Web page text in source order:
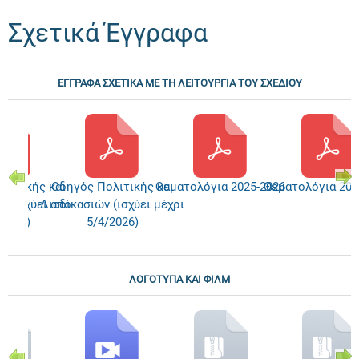
Σχετικά Έγγραφα
ΕΓΓΡΑΦΑ ΣΧΕΤΙΚΑ ΜΕ ΤΗ ΛΕΙΤΟΥΡΓΙΑ ΤΟΥ ΣΧΕΔΙΟΥ
και
(ισχύει από
Οδηγός Πολιτικής και
Διαδικασιών (ισχύει μέχρι
5/4/2026)
Θεματολόγια 2025-2026Θεματολόγια
ΛΟΓΟΤΥΠΑ ΚΑΙ ΦΙΛΜ